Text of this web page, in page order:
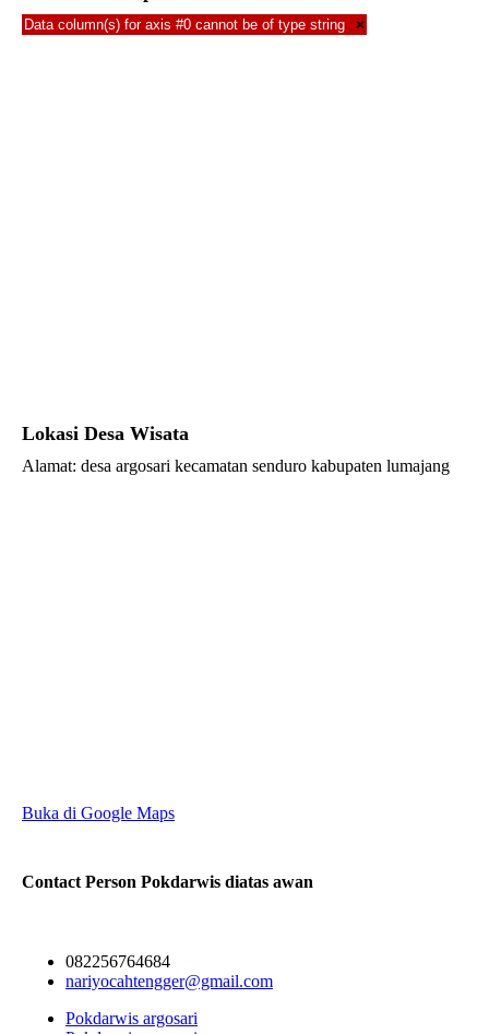
Data column(s) for axis #0 cannot be of type string ×
Lokasi Desa Wisata
Alamat: desa argosari kecamatan senduro kabupaten lumajang
Buka di Google Maps
Contact Person Pokdarwis diatas awan
082256764684
nariyocahtengger@gmail.com
Pokdarwis argosari